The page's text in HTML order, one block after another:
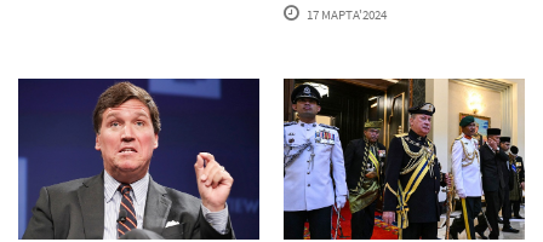
17 МАРТА'2024